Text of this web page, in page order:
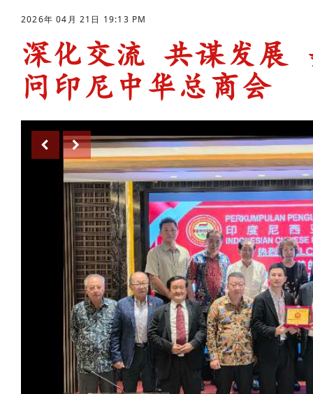
2026年 04月 21日 19:13 PM
深化交流 共谋发展
问印尼中华总商会